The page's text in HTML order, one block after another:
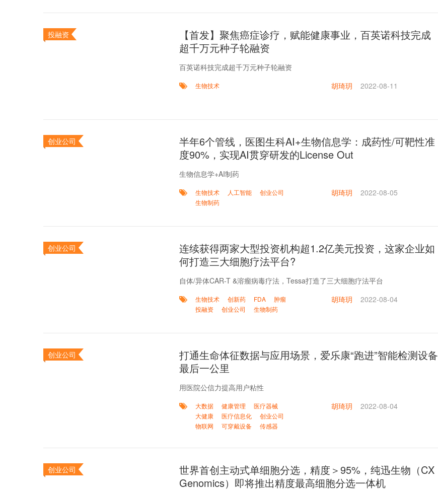
投融资
【首发】聚焦癌症诊疗，赋能健康事业，百英诺科技完成
超千万元种子轮融资
​百英诺科技完成超千万元种子轮融资
生物技术 胡琦玥 2022-08-11
创业公司
半年6个管线，医图生科AI+生物信息学：成药性/可靶性准
度90%，实现AI贯穿研发的License Out
生物信息学+AI制药
生物技术 人工智能
创业公司
生物制药
胡琦玥 2022-08-05
创业公司
连续获得两家大型投资机构超1.2亿美元投资，这家企业如
何打造三大细胞疗法平台?
自体/异体CAR-T &溶瘤病毒疗法，Tessa打造了三大细胞疗法平台
生物技术 创新药 FDA
肿瘤
投融资
创业公司 生物制药
胡琦玥 2022-08-04
创业公司
打通生命体征数据与应用场景，爱乐康“跑进”智能检测设备
最后一公里
用医院公信力提高用户粘性
大数据 健康管理
医疗器械
大健康
医疗信息化
创业公司
物联网
可穿戴设备 传感器
胡琦玥 2022-08-04
创业公司
世界首创主动式单细胞分选，精度＞95%，纯迅生物（CX
Genomics）即将推出精度最高细胞分选一体机